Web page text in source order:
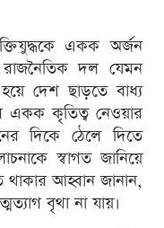
একক অর্জন
দল যেমন
হয়ে দেশ ছাড়তে বাধ্য
একক কৃতিত্ব নেওয়ার
দিকে ঠেলে দিতে
স্বাগত জানিয়ে
থাকার আহ্বান জানান,
বৃথা না যায়।